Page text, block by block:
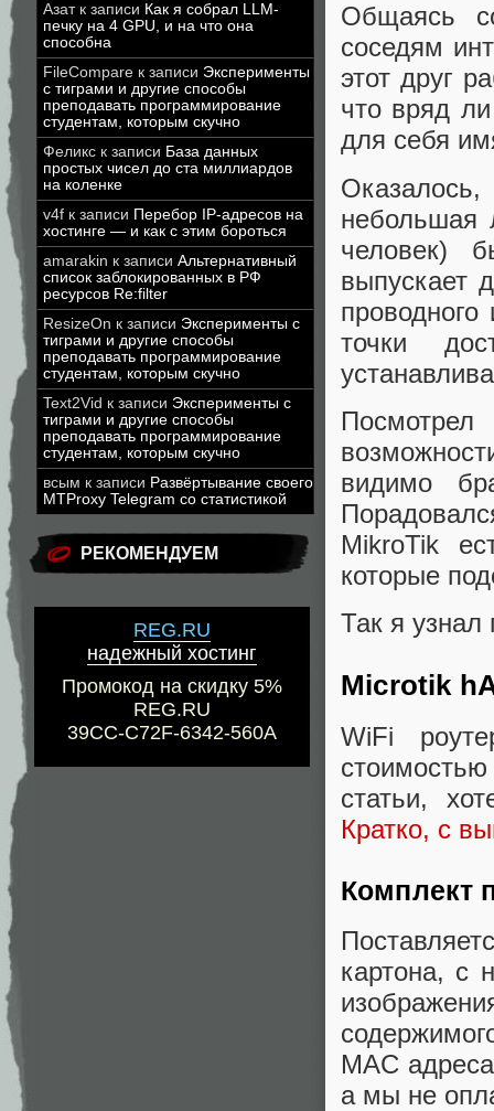
Азатк записи Как я собрал LLM-
печку на 4 GPU, и на что она
способна
FileCompare к записи Эксперименты
с тиграми и другие способы
преподавать программирование
студентам, которым скучно
Феликс к записи База данных
простых чисел до ста миллиардов
на коленке
v4f к записи Перебор IP-адресов на
хостинге — и как с этим бороться
amarakin к записи Альтернативный
список заблокированных в РФ
ресурсов Re:filter
ResizeOn к записи Эксперименты с
тиграми и другие способы
преподавать программирование
студентам, которым скучно
Text2Vid к записи Эксперименты с
тиграми и другие способы
преподавать программирование
студентам, которым скучно
всым к записи Развёртывание своего
MTProxy Telegram со статистикой
РЕКОМЕНДУЕМ
REG.RU
надежный хостинг
Промокод на скидку 5%
REG.RU
39CC-C72F-6342-560A
Общаясь
соседям
этот друг
что вряд
для себя
небольшая
человек)
выпускает
точки
видимо
MikroTik
которые
Так я
Microtik
WiFi
статьи,
Кратко, с
Комплект
картона, с
MAC
а мы не